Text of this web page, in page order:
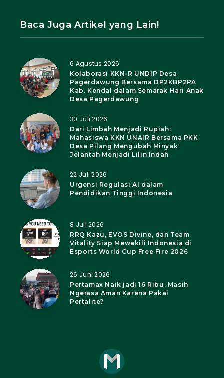
Baca Juga Artikel yang Lain!
6 Agustus 2026
Kolaborasi KKN-R UNDIP Desa
Pagerdawung Bersama DP2KBP2PA
Kab. Kendal dalam Semarak Hari Anak
Desa Pagerdawung
30 Juli 2026
Dari Limbah Menjadi Rupiah:
Mahasiswa KKN UNAIR Bersama PKK
Desa Pilang Mengubah Minyak
Jelantah Menjadi Lilin Indah
22 Juli 2026
Urgensi Regulasi AI dalam
Pendidikan Tinggi Indonesia
8 Juli 2026
RRQ Kazu, EVOS Divine, dan Team
Vitality Siap Mewakili Indonesia di
Esports World Cup Free Fire 2026
26 Juni 2026
Pertamax Naik jadi 16 Ribu, Masih
Ngerasa Aman Karena Pakai
Pertalite?